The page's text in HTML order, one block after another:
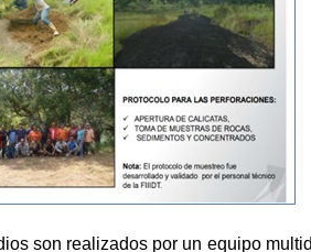
son realizados por un equipo